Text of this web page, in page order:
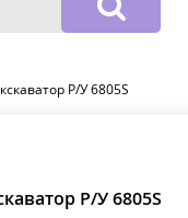
Р/У 6805S
Р/У 6805S